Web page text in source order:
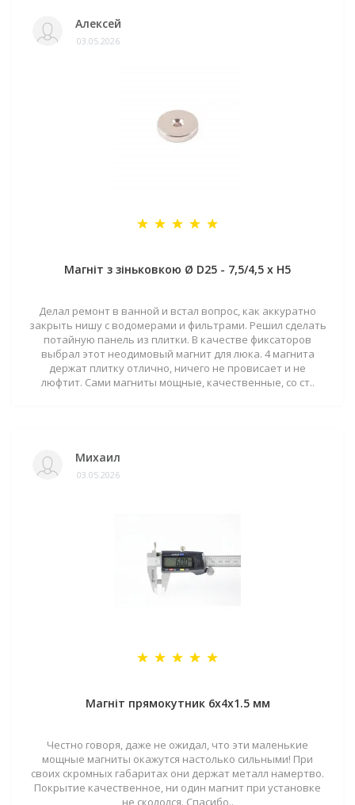
Алексей
03.05.2026
Магніт з зіньковкою Ø D25 - 7,5/4,5 х H5
Делал ремонт в ванной и встал вопрос, как аккуратно
закрыть нишу с водомерами и фильтрами. Решил сделать
потайную панель из плитки. В качестве фиксаторов
выбрал этот неодимовый магнит для люка. 4 магнита
держат плитку отлично, ничего не провисает и не
люфтит. Сами магниты мощные, качественные, со ст..
Михаил
03.05.2026
Магніт прямокутник 6х4х1.5 мм
Честно говоря, даже не ожидал, что эти маленькие
мощные магниты окажутся настолько сильными! При
своих скромных габаритах они держат металл намертво.
Покрытие качественное, ни один магнит при установке
не скололся. Спасибо..